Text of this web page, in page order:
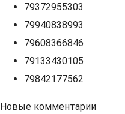
79372955303
79940838993
79608366846
79133430105
79842177562
Новые комментарии